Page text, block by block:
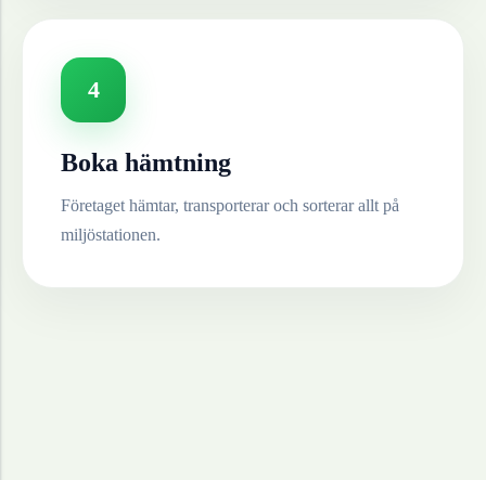
4
Boka hämtning
Företaget hämtar, transporterar och sorterar allt på
miljöstationen.